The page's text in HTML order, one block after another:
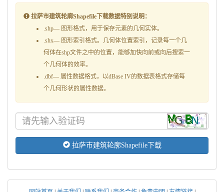
拉萨市建筑轮廓Shapefile下载数据特别说明：
.shp— 图形格式，用于保存元素的几何实体。
.shx— 图形索引格式。几何体位置索引，记录每一个几
何体在shp文件之中的位置，能够加快向前或向后搜索一
个几何体的效率。
.dbf— 属性数据格式，以dBase IV的数据表格式存储每
个几何形状的属性数据。
拉萨市建筑轮廓Shapefile下载